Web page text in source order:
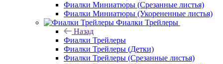
Фиалки Миниатюры (Срезанные листья)
Фиалки Миниатюры (Укорененные листья)
Фиалки Трейлеры
Назад
Фиалки Трейлеры
Фиалки Трейлеры (Детки)
Фиалки Трейлеры (Срезанные листья)